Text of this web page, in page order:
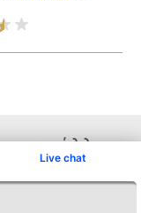
Live chat
απο άλλες